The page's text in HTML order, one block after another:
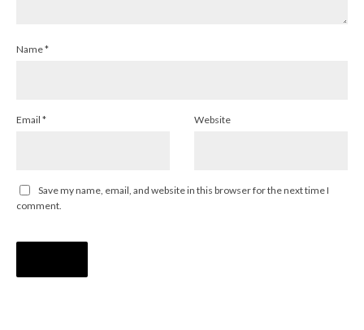
Name*
Email * Website
Save my name, email, and website in this browser for the next time I
comment.